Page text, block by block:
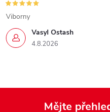
Vasyl Ostash
4.8.2026
Viborny
Mějte